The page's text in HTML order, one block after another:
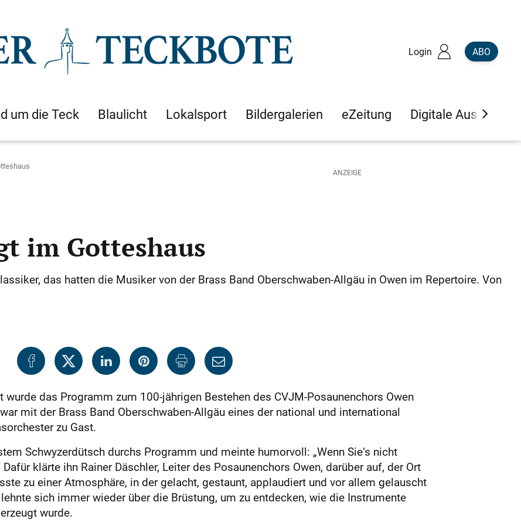
Login ABO
um die Teck Blaulicht Lokalsport Bildergalerien eZeitung Digitale Ausgaben
im Gotteshaus
das hatten die Musiker von der Brass Band Oberschwaben-Allgäu in Owen im Repertoire. Von
das Programm zum 100-jährigen Bestehen des CVJM-Posaunenchors Owen
mit der Brass Band Oberschwaben-Allgäu eines der national und international
zu Gast.
Schwyzerdütsch durchs Programm und meinte humorvoll: „Wenn Sie‘s nicht
klärte ihn Rainer Däschler, Leiter des Posaunenchors Owen, darüber auf, der Ort
zu einer Atmosphäre, in der gelacht, gestaunt, applaudiert und vor allem gelauscht
sich immer wieder über die Brüstung, um zu entdecken, wie die Instrumente
wurde.